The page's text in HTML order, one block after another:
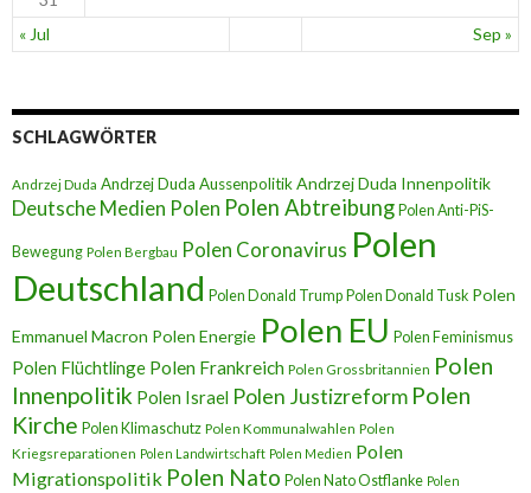
« Jul Sep »
SCHLAGWÖRTER
Andrzej Duda Andrzej Duda AussenpolitikAndrzej Duda Innenpolitik
Deutsche Medien Polen Polen Abtreibung Polen Anti-PiS-
Bewegung Polen Bergbau Polen Coronavirus Polen
Deutschland Polen Donald Trump Polen Donald Tusk Polen
Emmanuel Macron Polen Energie Polen EU Polen Feminismus
Polen Flüchtlinge Polen Frankreich Polen Grossbritannien Polen
Innenpolitik Polen Israel Polen Justizreform Polen
Kirche Polen Klimaschutz Polen Kommunalwahlen Polen
Kriegsreparationen Polen Landwirtschaft Polen Medien Polen
Migrationspolitik Polen Nato Polen Nato Ostflanke Polen